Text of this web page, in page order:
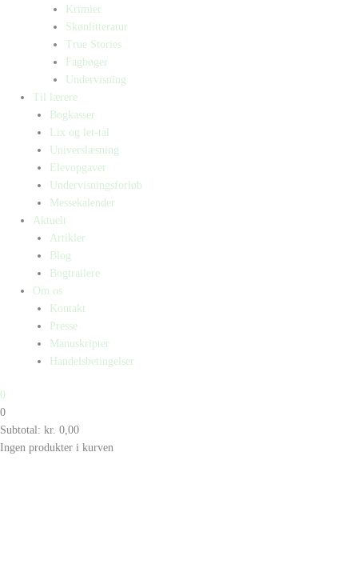
Krimier
Skønlitteratur
True Stories
Fagbøger
Undervisning
Til lærere
Bogkasser
Lix og let-tal
Universlæsning
Elevopgaver
Undervisningsforløb
Messekalender
Aktuelt
Artikler
Blog
Bogtrailere
Om os
Kontakt
Presse
Manuskripter
Handelsbetingelser
0
0
Subtotal: kr. 0,00
Ingen produkter i kurven